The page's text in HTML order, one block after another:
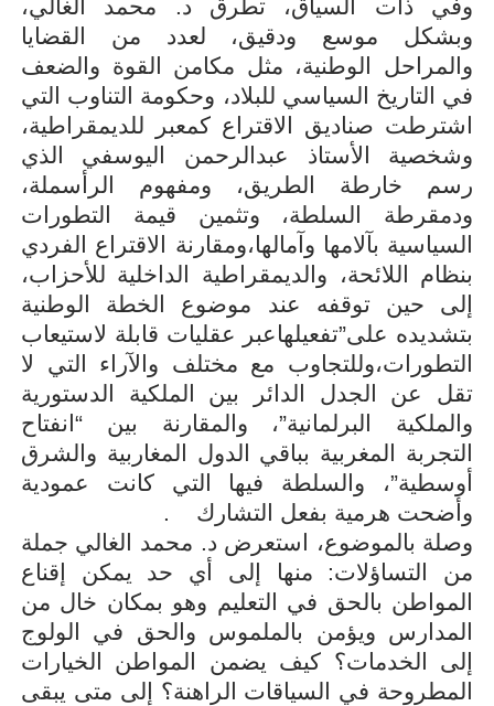
وفي ذات السياق، تطرق د. محمد الغالي،
وبشكل موسع ودقيق، لعدد من القضايا
والمراحل الوطنية، مثل مكامن القوة والضعف
في التاريخ السياسي للبلاد، وحكومة التناوب التي
اشترطت صناديق الاقتراع كمعبر للديمقراطية،
وشخصية الأستاذ عبدالرحمن اليوسفي الذي
رسم خارطة الطريق، ومفهوم الرأسملة،
ودمقرطة السلطة، وتثمين قيمة التطورات
السياسية بآلامها وآمالها،ومقارنة الاقتراع الفردي
بنظام اللائحة، والديمقراطية الداخلية للأحزاب،
إلى حين توقفه عند موضوع الخطة الوطنية
بتشديده على”تفعيلهاعبر عقليات قابلة لاستيعاب
التطورات،وللتجاوب مع مختلف والآراء التي لا
تقل عن الجدل الدائر بين الملكية الدستورية
والملكية البرلمانية”، والمقارنة بين “انفتاح
التجربة المغربية بباقي الدول المغاربية والشرق
أوسطية”، والسلطة فيها التي كانت عمودية
وأضحت هرمية بفعل التشارك
.
وصلة بالموضوع، استعرض د. محمد الغالي جملة
من التساؤلات: منها إلى أي حد يمكن إقناع
المواطن بالحق في التعليم وهو بمكان خال من
المدارس ويؤمن بالملموس والحق في الولوج
إلى الخدمات؟ كيف يضمن المواطن الخيارات
المطروحة في السياقات الراهنة؟ إلى متى يبقى